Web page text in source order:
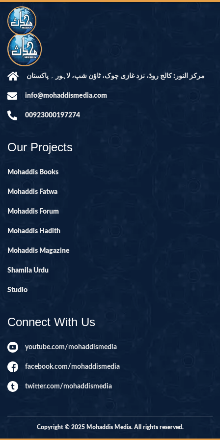
مرکز النور: کالج روڈ، نزد غازی چوک، ٹاؤن شپ، لاہور ۔ پاکستان
info@mohaddismedia.com
00923000197274
Our Projects
Mohaddis Books
Mohaddis Fatwa
Mohaddis Forum
Mohaddis Hadith
Mohaddis Magazine
Shamila Urdu
Studio
Connect With Us
youtube.com/mohaddismedia
facebook.com/mohaddismedia
twitter.com/mohaddismedia
Copyright © 2025 Mohaddis Media. All rights reserved.